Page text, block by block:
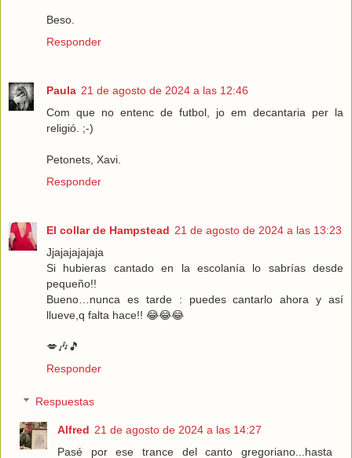
Beso.
Responder
Paula 21 de agosto de 2024 a las 12:46
Com que no entenc de futbol, jo em decantaria per la
religió. ;-)
Petonets, Xavi.
Responder
El collar de Hampstead 21 de agosto de 2024 a las 13:23
Jjajajajajaja
Si hubieras cantado en la escolanía lo sabrías desde
pequeño!!
Bueno…nunca es tarde : puedes cantarlo ahora y así
llueve,q falta hace!! 😂😂😂
💋🎶🎵
Responder
Respuestas
Alfred 21 de agosto de 2024 a las 14:27
Pasé por ese trance del canto gregoriano...hasta